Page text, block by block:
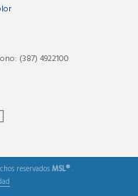
(387) 4922100
reservadosMSL®.